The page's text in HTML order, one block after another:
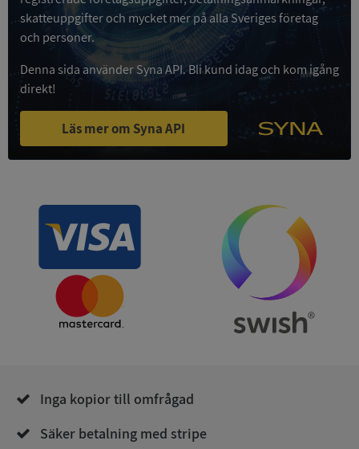
skatteuppgifter och mycket mer på alla Sveriges företag
och personer.
Denna sida använder Syna API. Bli kund idag och kom igång
direkt!
Läs mer om Syna API
Inga kopior till omfrågad
Säker betalning med stripe
VISITOR_PRIVACY_METADATA
YouTube
.youtube.com
ASP.NET_SessionId
Microsoft
Corporation
ARRAffinity
Privacy Policy